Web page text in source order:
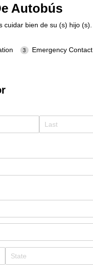
Autobús
bien de su (s) hijo (s).
Emergency Contact